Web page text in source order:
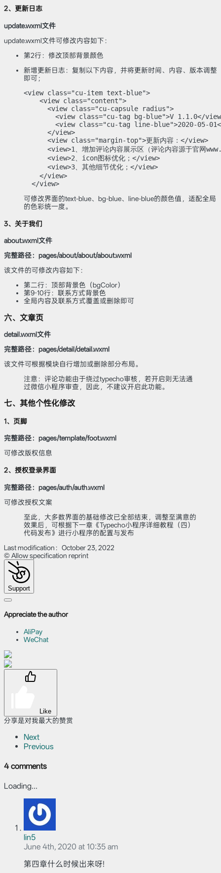
2、更新日志
update.wxml文件
update.wxml文件可修改内容如下：
第2行：修改顶部背景颜色
新增更新日志：复制以下内容，并将更新时间、内容、版本调整
即可；
<view class="cu-item text-blue">
    <view class="content">
      <view class="cu-capsule radius">
<view class="cu-tag bg-blue">V 1.1.0</
<view class="cu-tag line-blue">2020-05-
      </view>
      <view class="margin-top">更新内容：</view>
<view>1、增加评论内容展示区（评论内容源于官网
      <view>2、icon图标优化；</view>
      <view>3、其他细节优化；</view>
    </view>
  </view>
可修改界面的text-blue、bg-blue、line-blue的颜色值，适配全局
的色彩统一度。
3、关于我们
about.wxml文件
完整路径：pages/about/about/about.wxml
该文件的可修改内容如下：
第二行：顶部背景色（bgColor）
第9-10行：联系方式背景色
全局内容及联系方式覆盖或删除即可
六、文章页
detail.wxml文件
完整路径：pages/detail/detail.wxml
该文件可根据模块自行增加或删除部分布局。
注意：评论功能由于绕过typecho审核，若开启则无法通
过微信小程序审查，因此，不建议开启此功能。
七、其他个性化修改
1、页脚
完整路径：pages/template/foot.wxml
可修改版权信息
2、授权登录界面
完整路径：pages/auth/auth.wxml
可修改授权文案
至此，大多数界面的基础修改已全部结束，调整至满意的
效果后，可根据下一章《Typecho小程序详细教程（四）
代码发布》进行小程序的配置与发布
Last modification：October 23, 2022
© Allow specification reprint
Support
Appreciate the author
AliPay
WeChat
Like
分享是对我最大的赞赏
Next
Previous
4 comments
Loading...
lin5
June 4th, 2020 at 10:35 am
第四章什么时候出来呀!